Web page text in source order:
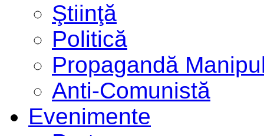
Ştiinţă
Politică
Propagandă
Anti-Comunistă
Evenimente